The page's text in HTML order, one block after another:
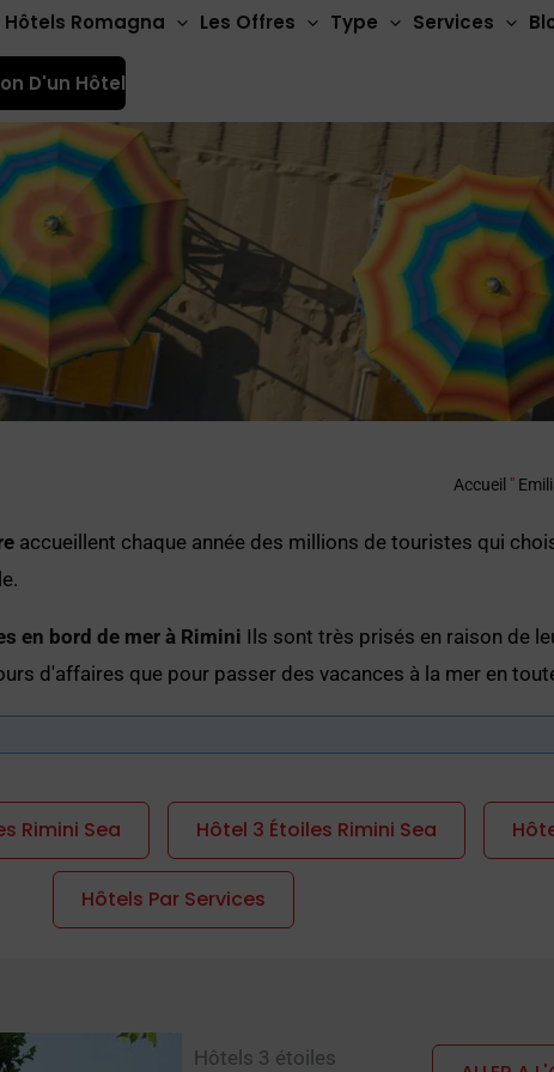
Hôtels Romagna Les Offres Type Services
D'un Hôtel
Accueil "
accueillent chaque année des millions de touristes qui
en bord de mer à Rimini Ils sont très prisés en raison de
d'affaires que pour passer des vacances à la mer en
souvenirs de Rimini, des magasins de vêtements, de
à Rimini, en bord de mer
lieux de rencontre très fréquentés et un carrefour des
Rimini Sea Hôtel 3 Étoiles Rimini Sea
Hôtels Par Services
Hôtels 3 étoiles